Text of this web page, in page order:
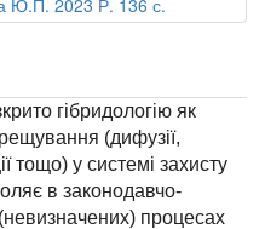
гібридологію як
(дифузії,
тощо) у системі захисту
в законодавчо-
процесах